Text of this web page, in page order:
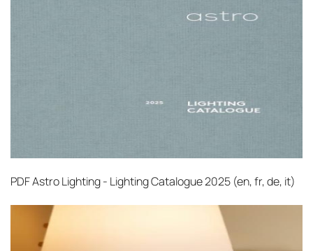
Каждый заказ отслеживается в режиме
международной доставке обеспечивает
полную сохранность груза, соблюдение
Страхование грузаВсе международные
поставки застрахованы в соответствии с
международными стандартами. Клиенты могут
PDFAstro Lighting - Lighting Catalogue 2025 (en, fr, de, it)‎